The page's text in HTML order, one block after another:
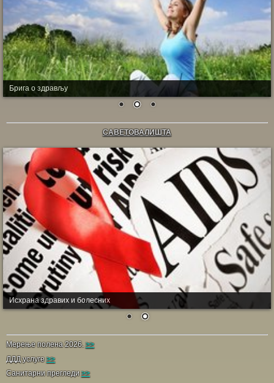
Брига о здрављу
САВЕТОВАЛИШТА
Исхрана здравих и болесних
Мерење полена 2026.>>
ДДД услуге>>
Санитарни прегледи>>